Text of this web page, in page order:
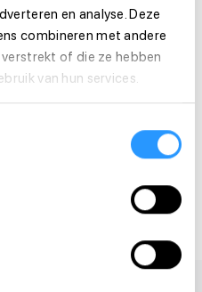
en analyse. Deze
combineren met andere
of die ze hebben
van hun services.